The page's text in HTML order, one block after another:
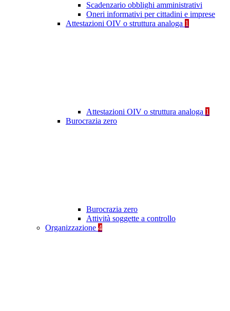
Scadenzario obblighi amministrativi
Oneri informativi per cittadini e imprese
Attestazioni OIV o struttura analoga 1
Attestazioni OIV o struttura analoga 1
Burocrazia zero
Burocrazia zero
Attività soggette a controllo
Organizzazione 4